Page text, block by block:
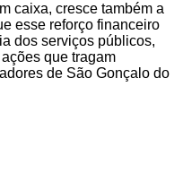
caixa, cresce também a
esse reforço financeiro
dos serviços públicos,
que tragam
de São Gonçalo do